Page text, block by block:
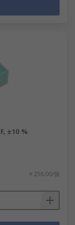
±10 %
￥256.00/個